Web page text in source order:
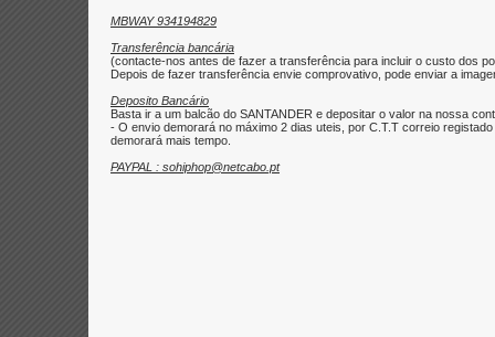
MBWAY 934194829
Transferência bancária
(contacte-nos antes de fazer a transferência para incluir o custo dos
Depois de fazer transferência envie comprovativo, pode enviar a
Deposito Bancário
Basta ir a um balcão do SANTANDER e depositar o valor na nossa
- O envio demorará no máximo 2 dias uteis, por C.T.T correio
demorará mais tempo.
PAYPAL : sohiphop@netcabo.pt